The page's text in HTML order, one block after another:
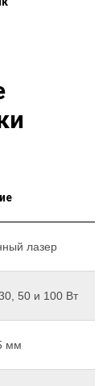
лазер
50 и 100 Вт
мм